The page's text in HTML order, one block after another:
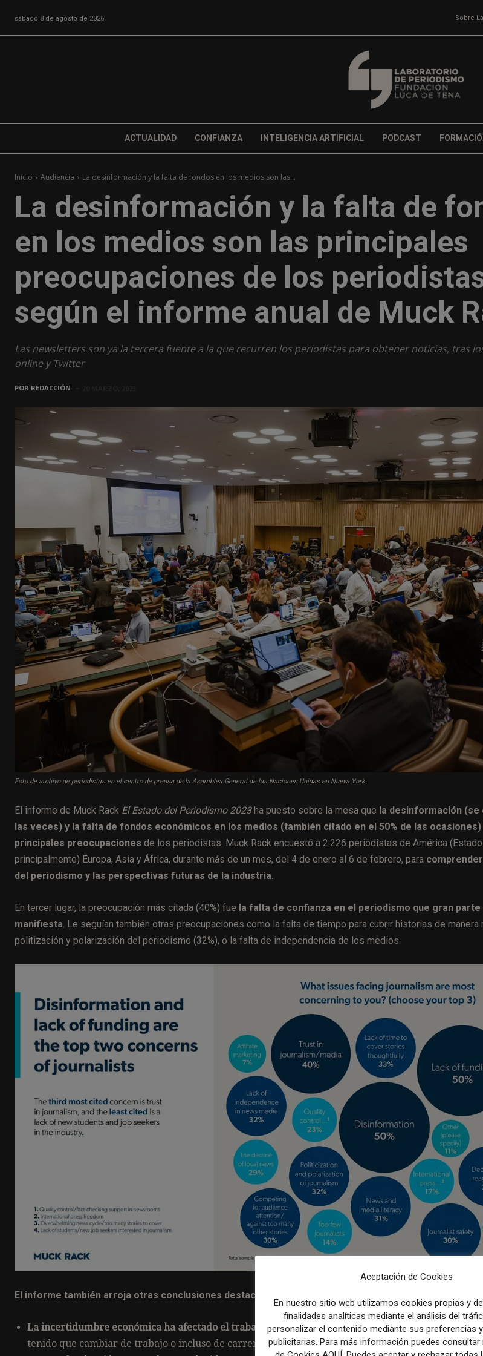
sábado 8 de agosto de 2026 Sobre
ACTUALIDAD CONFIANZA INTELIGENCIA ARTIFICIAL PODCAST
Inicio Audiencia La desinformación y la falta de fondos en los medios son las...
La desinformación y la falta de
en los medios son las principales
preocupaciones de los
según el informe anual de Muck
Las newsletters son ya la tercera fuente a la que recurren los periodistas para obtener noticias, tras
online y Twitter
POR REDACCIÓN
Foto de archivo de periodistas en el centro de prensa de la Asamblea General de las Naciones Unidas en Nueva York.
El informe de Muck Rack El Estado del Periodismo 2023ha puesto sobre la mesa que la desinformación (se
las veces) y la falta de fondos económicos en los medios (también citado en el 50% de las ocasiones)
principales preocupaciones de los periodistas. Muck Rack encuestó a 2.226 periodistas de América
principalmente) Europa, Asia y África, durante más de un mes, del 4 de enero al 6 de febrero, para
del periodismo y las perspectivas futuras de la industria.
En tercer lugar, la preocupación más citada (40%) fue la falta de confianza en el periodismo que gran parte
manifiesta. Le seguían también otras preocupaciones como la falta de tiempo para cubrir historias de manera
politización y polarización del periodismo (32%), o la falta de independencia de los medios.
El informe también arroja otras conclusiones destacadas:
La incertidumbre económica ha afectado el trabajo de alrededor de dos tercios de los periodistas.
tenido que cambiar de trabajo o incluso de carrera, debido a la situación que vive la industria de
Aceptación de Cookies
En nuestro sitio web utilizamos cookies propias y
finalidades analíticas mediante el análisis del
personalizar el contenido mediante sus preferencias
publicitarias. Para más información puedes